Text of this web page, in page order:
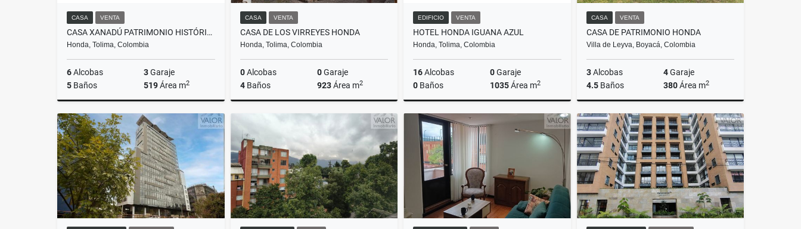
CASA VENTA
CASA XANADÚ PATRIMONIO HISTÓRICO HONDA
Honda, Tolima, Colombia
6Alcobas 3Garaje
5 Baños 519Área m2
Venta
$2.150.000.000
CASA VENTA
CASA DE LOS VIRREYES HONDA
Honda, Tolima, Colombia
0Alcobas 0Garaje
4Baños 923Área m2
Venta
$4.500.000.000
EDIFICIO VENTA
HOTEL HONDA IGUANA AZUL
Honda, Tolima, Colombia
16Alcobas 0Garaje
0 Baños 1035Área m2
Venta
$1.750.000.000
CASA VENTA
CASA DE PATRIMONIO HONDA
Villa de Leyva, Boyacá, Colombia
3Alcobas 4Garaje
4.5Baños 380Área m2
Venta
$2.300.000.000